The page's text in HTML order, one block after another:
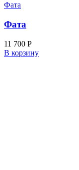
Фата
Фата
11 700 Р
В корзину